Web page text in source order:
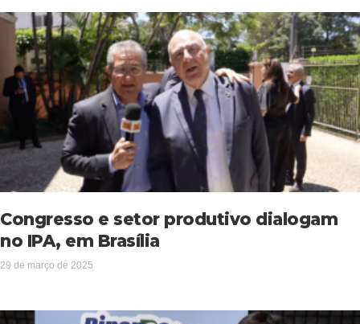
Congresso e setor produtivo dialogam
no IPA, em Brasília
29 de março de 2025